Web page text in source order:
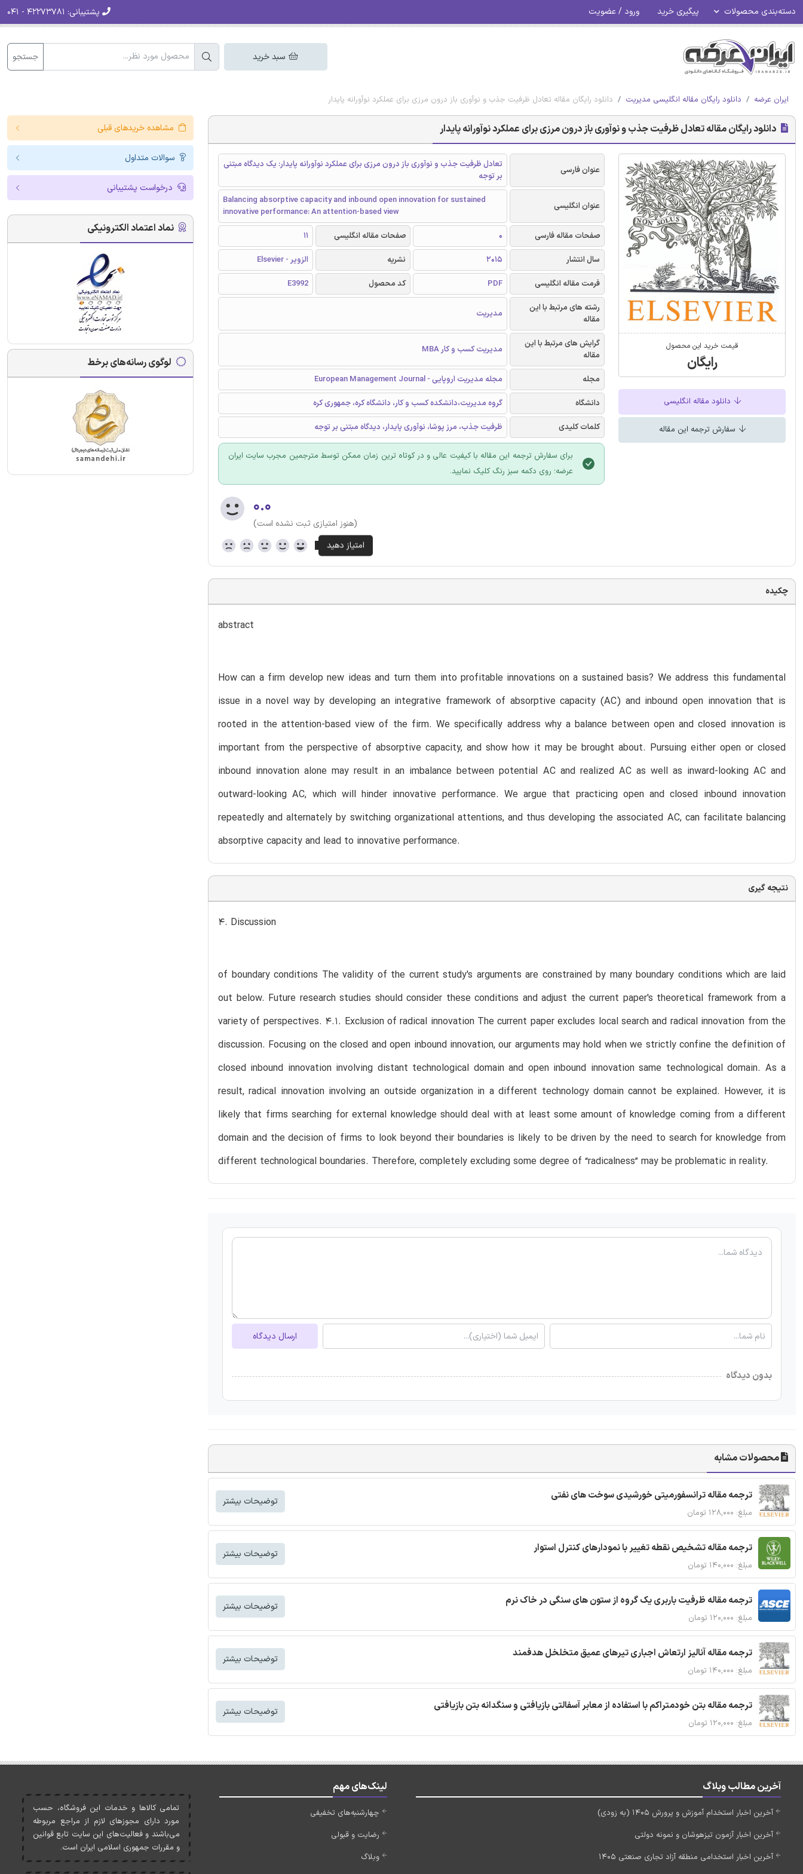
دسته‌بندی محصولات پیگیری خرید ورود / عضویت پشتیبانی:
سبد خرید جستجو
ایران عرضه دانلود رایگان مقاله انگلیسی مدیریت دانلود رایگان مقاله تعادل ظرفیت جذب و نوآوری باز درون مرزی برای عملکرد نوآورانه پایدار
دانلود رایگان مقاله تعادل ظرفیت جذب و نوآوری باز درون مرزی برای عملکرد نوآورانه پایدار
قیمت خرید این محصول
رایگان
دانلود مقاله انگلیسی
سفارش ترجمه این مقاله
عنوان فارسی
تعادل ظرفیت جذب و نوآوری باز درون مرزی برای عملکرد نوآورانه پایدار: یک دیدگاه مبتنی
بر توجه
عنوان انگلیسی
Balancing absorptive capacity and inbound open innovation for sustained
innovative performance: An attention-based view
صفحات مقاله فارسی
0 صفحات مقاله انگلیسی
11
سال انتشار
2015 نشریه
الزویر - Elsevier
فرمت مقاله انگلیسی
PDF کد محصول
E3992
رشته های مرتبط با این
مقاله
مدیریت
گرایش های مرتبط با این
مقاله
مدیریت کسب و کار MBA
مجله
مجله مدیریت اروپایی - European Management Journal
دانشگاه
گروه مدیریت،دانشکده کسب و کار، دانشگاه کره، جمهوری کره
کلمات کلیدی
ظرفیت جذب، مرز پوشا، نوآوری پایدار، دیدگاه مبتنی بر توجه
برای سفارش ترجمه این مقاله با کیفیت عالی و در کوتاه ترین زمان ممکن توسط مترجمین مجرب سایت ایران
عرضه؛ روی دکمه سبز رنگ کلیک نمایید.
۰.۰
(هنوز امتیازی ثبت نشده است)
چکیده
abstract
How can a firm develop new ideas and turn them into profitable innovations on a sustained basis? We address this fundamental
issue in a novel way by developing an integrative framework of absorptive capacity (AC) and inbound open innovation that is
rooted in the attention-based view of the firm. We specifically address why a balance between open and closed innovation is
important from the perspective of absorptive capacity, and show how it may be brought about. Pursuing either open or closed
inbound innovation alone may result in an imbalance between potential AC and realized AC as well as inward-looking AC and
outward-looking AC, which will hinder innovative performance. We argue that practicing open and closed inbound innovation
repeatedly and alternately by switching organizational attentions, and thus developing the associated AC, can facilitate balancing
absorptive capacity and lead to innovative performance.
نتیجه گیری
4. Discussion
of boundary conditions The validity of the current study's arguments are constrained by many boundary conditions which are laid
out below. Future research studies should consider these conditions and adjust the current paper's theoretical framework from a
variety of perspectives. 4.1. Exclusion of radical innovation The current paper excludes local search and radical innovation from the
discussion. Focusing on the closed and open inbound innovation, our arguments may hold when we strictly confine the definition of
closed inbound innovation involving distant technological domain and open inbound innovation same technological domain. As a
result, radical innovation involving an outside organization in a different technology domain cannot be explained. However, it is
likely that firms searching for external knowledge should deal with at least some amount of knowledge coming from a different
domain and the decision of firms to look beyond their boundaries is likely to be driven by the need to search for knowledge from
different technological boundaries. Therefore, completely excluding some degree of “radicalness” may be problematic in reality.
ارسال دیدگاه
بدون دیدگاه
محصولات مشابه
ترجمه مقاله ترانسفورمیتی خورشیدی سوخت های نفتی
مبلغ: ۱۲۸,۰۰۰ تومان
توضیحات بیشتر
ترجمه مقاله تشخیص نقطه تغییر با نمودارهای کنترل استوار
مبلغ: ۱۴۰,۰۰۰ تومان
توضیحات بیشتر
ترجمه مقاله ظرفیت باربری یک گروه از ستون های سنگی در خاک نرم
مبلغ: ۱۲۰,۰۰۰ تومان
توضیحات بیشتر
ترجمه مقاله آنالیز ارتعاش اجباری تیرهای عمیق متخلخل هدفمند
مبلغ: ۱۴۰,۰۰۰ تومان
توضیحات بیشتر
ترجمه مقاله بتن خودمتراکم با استفاده از معابر آسفالتی بازیافتی و سنگدانه بتن بازیافتی
مبلغ: ۱۲۰,۰۰۰ تومان
توضیحات بیشتر
مشاهده خریدهای قبلی
سوالات متداول
درخواست پشتیبانی
نماد اعتماد الکترونیکی
لوگوی رسانه‌های برخط
آخرین مطالب وبلاگ
آخرین اخبار استخدام آموزش و پرورش 1405 (به زودی)
آخرین اخبار آزمون تیزهوشان و نمونه دولتی
آخرین اخبار استخدامی منطقه آزاد تجاری صنعتی 1405
لینک‌های مهم
چهارشنبه‌های تخفیفی
رضایت و قبولی
وبلاگ
تمامی کالاها و خدمات اين فروشگاه، حسب
مورد دارای مجوزهای لازم از مراجع مربوطه
می‌باشند و فعاليت‌های اين سايت تابع قوانين
و مقررات جمهوری اسلامی ايران است.